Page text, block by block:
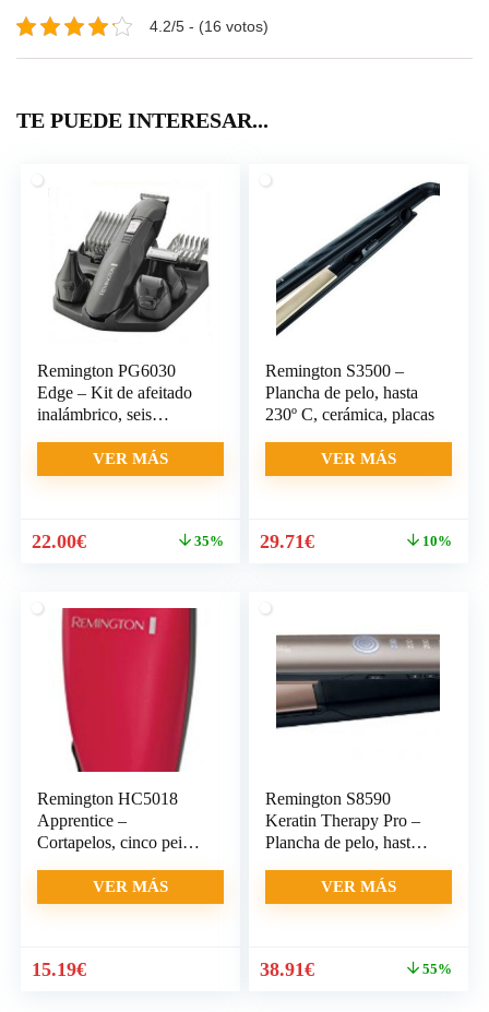
4.2/5 - (16 votos)
TE PUEDE INTERESAR...
Remington PG6030
Edge – Kit de afeitado
inalámbrico, seis
VER MÁS
El
era:
33.99€.
22.00€El
es:
22.00€.
35%
Remington S3500 –
Plancha de pelo, hasta
230º C, cerámica, placas
VER MÁS
El
era:
29.71€El
10%
Remington HC5018
Apprentice –
Cortapelos, cinco peines
VER MÁS
15.19€
Remington S8590
Keratin Therapy Pro –
Plancha de pelo, hasta
VER MÁS
El
38.91€El
55%